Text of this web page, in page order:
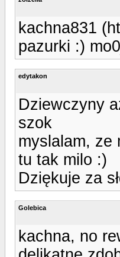
kachna831
pazurki :)
edytakon
Dziewczyny
szok
myslalam, ze
tu tak milo :)
Dziękuje za
Golebica
kachna, no